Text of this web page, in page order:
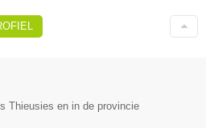
Thieusies en in de provincie